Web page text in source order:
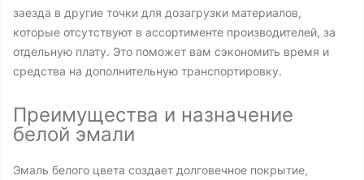
заезда в другие точки для дозагрузки материалов,
которые отсутствуют в ассортименте производителей, за
отдельную плату. Это поможет вам сэкономить время и
средства на дополнительную транспортировку.
Преимущества и назначение
белой эмали
Эмаль белого цвета создает долговечное покрытие,